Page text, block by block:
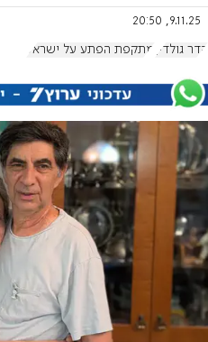
9.11.25, 20:50
הדר גולדין מתקפת הפתע על ישראל